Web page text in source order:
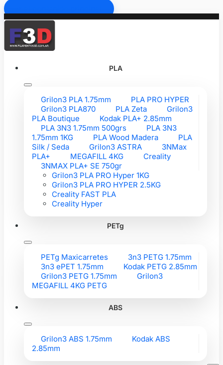
PLA
Grilon3 PLA 1.75mm
PLA PRO HYPER
Grilon3 PLA870
PLA Zeta
Grilon3
PLA Boutique
Kodak PLA+ 2.85mm
PLA 3N3 1.75mm 500grs
PLA 3N3
1.75mm 1KG
PLA Wood Madera
PLA
Silk / Seda
Grilon3 ASTRA
3NMax
PLA+
MEGAFILL 4KG
Creality
3NMAX PLA+ SE 750gr
Grilon3 PLA PRO Hyper 1KG
Grilon3 PLA PRO HYPER 2.5KG
Creality FAST PLA
Creality Hyper
PETg
PETg Maxicarretes
3n3 PETG 1.75mm
3n3 ePET 1.75mm
Kodak PETG 2.85mm
Grilon3 PETG 1.75mm
Grilon3
MEGAFILL 4KG PETG
ABS
Grilon3 ABS 1.75mm
Kodak ABS
2.85mm